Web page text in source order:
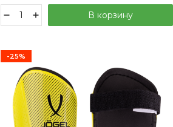
В корзину
-25%